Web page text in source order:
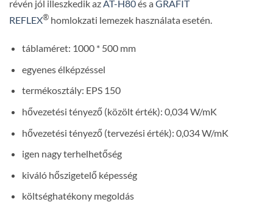
révén jól illeszkedik azAT-H80és a GRAFIT
REFLEX® homlokzati lemezek használata esetén.
táblaméret: 1000 * 500 mm
egyenes élképzéssel
termékosztály: EPS 150
hővezetési tényező (közölt érték): 0,034 W/mK
hővezetési tényező (tervezési érték): 0,034 W/mK
igen nagy terhelhetőség
kiváló hőszigetelő képesség
költséghatékony megoldás